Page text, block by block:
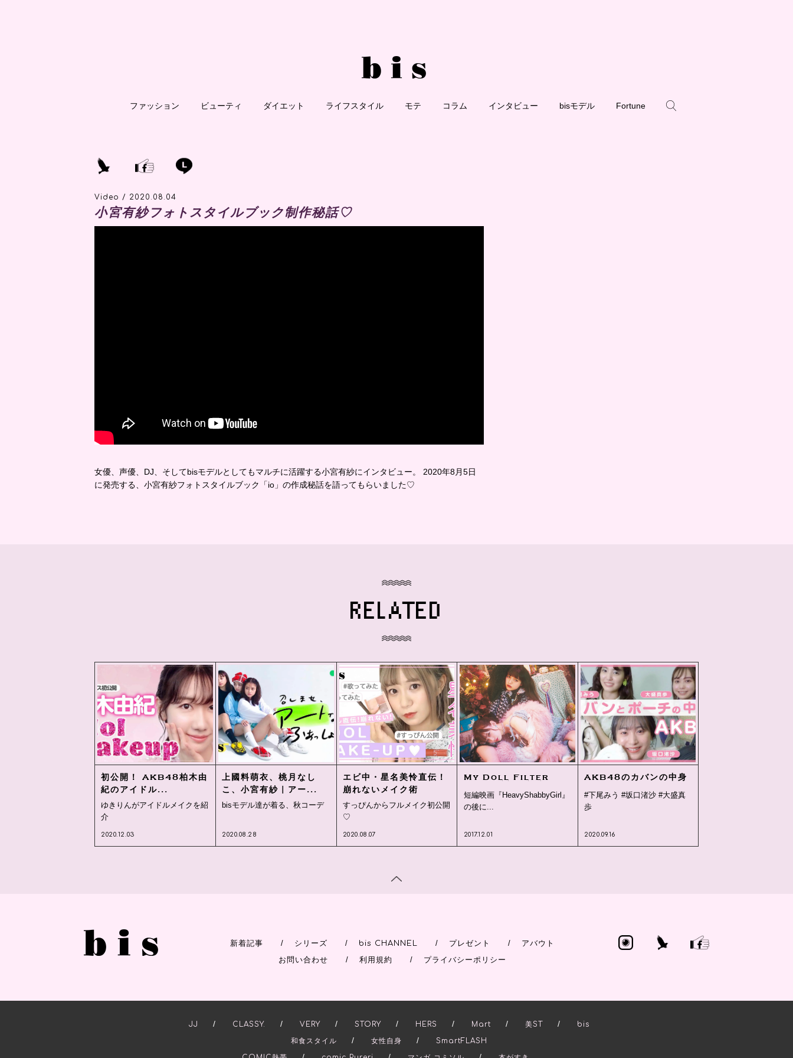
ファッション ビューティ ダイエット ライフスタイル モテ コラム インタビュー bisモデル Fortune
Video / 2020.08.04
小宮有紗フォトスタイルブック制作秘話♡
女優、声優、DJ、そしてbisモデルとしてもマルチに活躍する小宮有紗にインタビュー。 2020年8月5日
に発売する、小宮有紗フォトスタイルブック「io」の作成秘話を語ってもらいました♡
RELATED
初公開！ AKB48柏木由
紀のアイドル...
ゆきりんがアイドルメイクを紹
介
2020.12.03
上國料萌衣、桃月なし
こ、小宮有紗｜アー...
bisモデル達が着る、秋コーデ
2020.08.28
エビ中・星名美怜直伝！
崩れないメイク術
すっぴんからフルメイク初公開
♡
2020.08.07
My Doll Filter
短編映画『HeavyShabbyGirl』
の後に...
2017.12.01
AKB48のカバンの中身
#下尾みう #坂口渚沙 #大盛真
歩
2020.09.16
新着記事 / シリーズ / bis CHANNEL / プレゼント /
アバウト
お問い合わせ
/ 利用規約 / プライバシーポリシー
JJ / CLASSY. / VERY / STORY / HERS / Mart / 美ST /
bis
和食スタイル
/ 女性自身 /
SmartFLASH